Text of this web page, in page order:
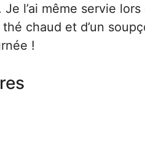
l’ai même servie
chaud et d’un
!